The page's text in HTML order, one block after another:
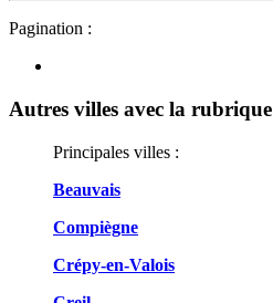
Pagination :
Autres villes avec la rubrique
Principales villes :
Beauvais
Compiègne
Crépy-en-Valois